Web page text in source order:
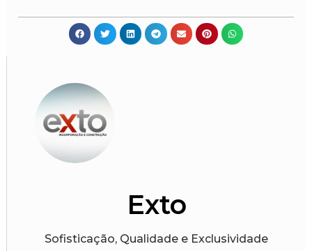
Exto
Sofisticação, Qualidade e Exclusividade